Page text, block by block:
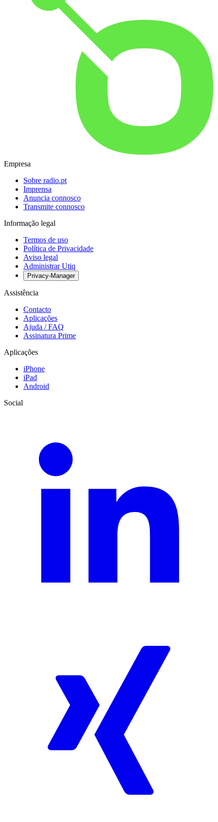
Empresa
Sobre radio.pt
Imprensa
Anuncia connosco
Transmite connosco
Informação legal
Termos de uso
Política de Privacidade
Aviso legal
Administrar Utiq
Privacy-Manager
Assistência
Contacto
Aplicações
Ajuda / FAQ
Assinatura Prime
Aplicações
iPhone
iPad
Android
Social